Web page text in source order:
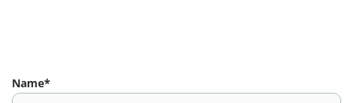
Name*